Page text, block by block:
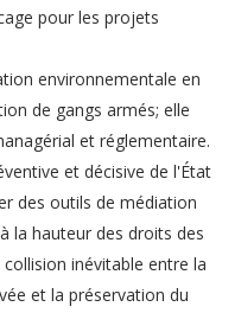
pour les projets
environnementale en
de gangs armés; elle
et réglementaire.
et décisive de l'État
des outils de médiation
la hauteur des droits des
inévitable entre la
et la préservation du